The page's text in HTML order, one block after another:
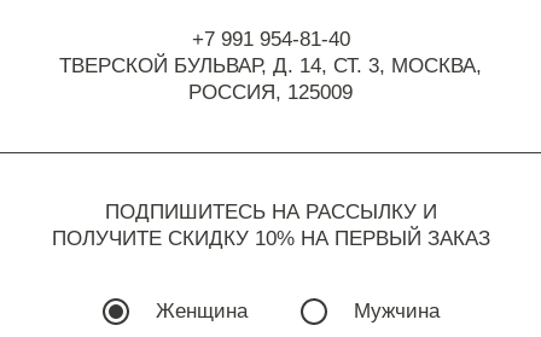
+7 991 954-81-40
ТВЕРСКОЙ БУЛЬВАР, Д. 14, СТ. 3, МОСКВА,
РОССИЯ, 125009
ПОДПИШИТЕСЬ НА РАССЫЛКУ И
ПОЛУЧИТЕ СКИДКУ 10% НА ПЕРВЫЙ ЗАКАЗ
Женщина Мужчина